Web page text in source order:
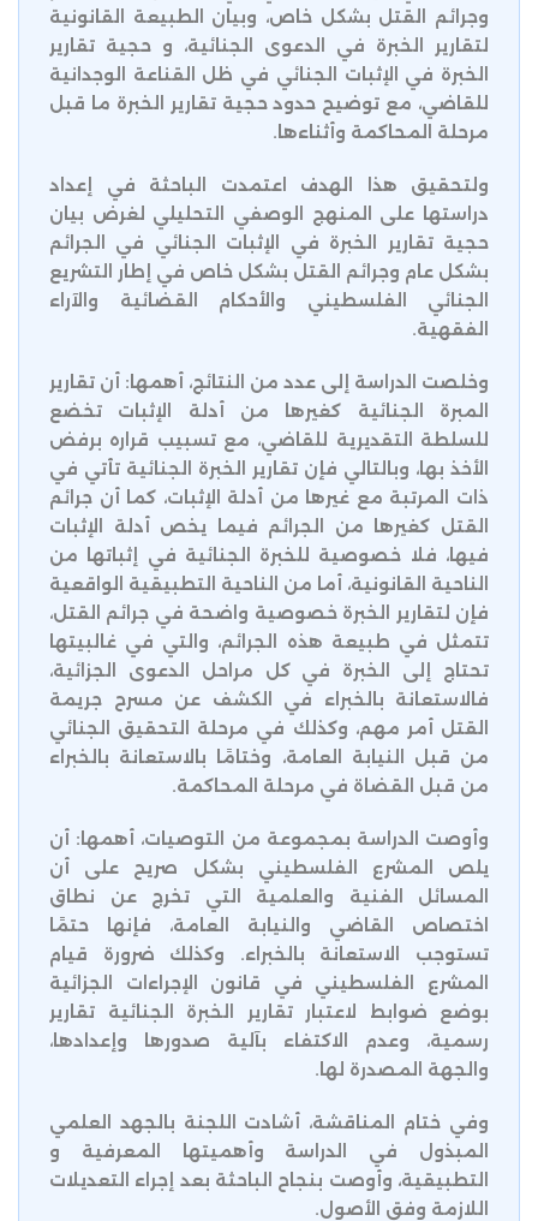
وجرائم القتل بشكل خاص، وبيان الطبيعة القانونية
لتقارير الخبرة في الدعوى الجنائية، و حجية تقارير
الخبرة في الإثبات الجنائي في ظل القناعة الوجدانية
للقاضي، مع توضيح حدود حجية تقارير الخبرة ما قبل
مرحلة المحاكمة وأثناءها.
ولتحقيق هذا الهدف اعتمدت الباحثة في إعداد
دراستها على المنهج الوصفي التحليلي لغرض بيان
حجية تقارير الخبرة في الإثبات الجنائي في الجرائم
بشكل عام وجرائم القتل بشكل خاص في إطار التشريع
الجنائي الفلسطيني والأحكام القضائية والآراء
الفقهية.
وخلصت الدراسة إلى عدد من النتائج، أهمها: أن تقارير
المبرة الجنائية كغيرها من أدلة الإثبات تخضع
للسلطة التقديرية للقاضي، مع تسبيب قراره برفض
الأخذ بها، وبالتالي فإن تقارير الخبرة الجنائية تأتي في
ذات المرتبة مع غيرها من أدلة الإثبات، كما أن جرائم
القتل كغيرها من الجرائم فيما يخص أدلة الإثبات
فيها، فلا خصوصية للخبرة الجنائية في إثباتها من
الناحية القانونية، أما من الناحية التطبيقية الواقعية
فإن لتقارير الخبرة خصوصية واضحة في جرائم القتل،
تتمثل في طبيعة هذه الجرائم، والتي في غالبيتها
تحتاج إلى الخبرة في كل مراحل الدعوى الجزائية،
فالاستعانة بالخبراء في الكشف عن مسرح جريمة
القتل أمر مهم، وكذلك في مرحلة التحقيق الجنائي
من قبل النيابة العامة، وختامًا بالاستعانة بالخبراء
من قبل القضاة في مرحلة المحاكمة.
وأوصت الدراسة بمجموعة من التوصيات، أهمها: أن
يلص المشرع الفلسطيني بشكل صريح على أن
المسائل الفنية والعلمية التي تخرج عن نطاق
اختصاص القاضي والنيابة العامة، فإنها حتمًا
تستوجب الاستعانة بالخبراء. وكذلك ضرورة قيام
المشرع الفلسطيني في قانون الإجراءات الجزائية
بوضع ضوابط لاعتبار تقارير الخبرة الجنائية تقارير
رسمية، وعدم الاكتفاء بآلية صدورها وإعدادها،
والجهة المصدرة لها.
وفي ختام المناقشة، أشادت اللجنة بالجهد العلمي
المبذول في الدراسة وأهميتها المعرفية و
التطبيقية، وأوصت بنجاح الباحثة بعد إجراء التعديلات
اللازمة وفق الأصول.